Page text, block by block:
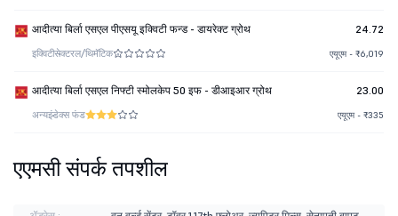
आदीत्या बिर्ला एसएल पीएसयू इक्विटी फन्ड - डायरेक्ट ग्रोथ 24.72
इक्विटीसेक्टरल/थिमॅटिक एयूएम - ₹6,019
आदीत्या बिर्ला एसएल निफ्टी स्मोलकेप 50 इफ - डीआइआर ग्रोथ 23.00
अन्यइंडेक्स फंड एयूएम - ₹335
एएमसी संपर्क तपशील